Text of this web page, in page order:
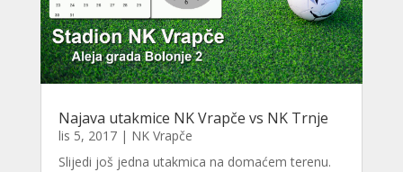
Najava utakmice NK Vrapče vs NK Trnje
lis 5, 2017| NK Vrapče
Slijedi još jedna utakmica na domaćem terenu.